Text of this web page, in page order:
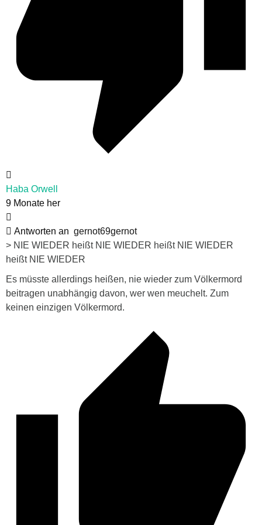
Haba Orwell
9 Monate her
Antworten an gernot69gernot
> NIE WIEDER heißt NIE WIEDER heißt NIE WIEDER
heißt NIE WIEDER
Es müsste allerdings heißen, nie wieder zum Völkermord
beitragen unabhängig davon, wer wen meuchelt. Zum
keinen einzigen Völkermord.